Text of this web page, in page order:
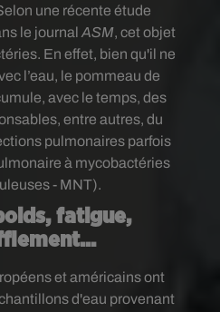
une récente étude
le journal ASM, cet objet
En effet, bien qu'il ne
l’eau, le pommeau de
avec le temps, des
entre autres, du
pulmonaires parfois
à mycobactéries
- MNT).
fatigue,
et américains ont
d'eau provenant